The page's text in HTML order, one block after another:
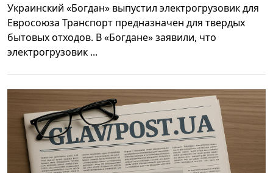
Украинский «Богдан» выпустил электрогрузовик для
Евросоюза Транспорт предназначен для твердых
бытовых отходов. В «Богдане» заявили, что
электрогрузовик ...